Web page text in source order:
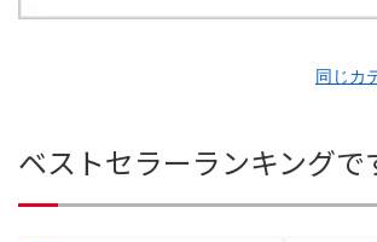
同じカ
ベストセラーランキングで